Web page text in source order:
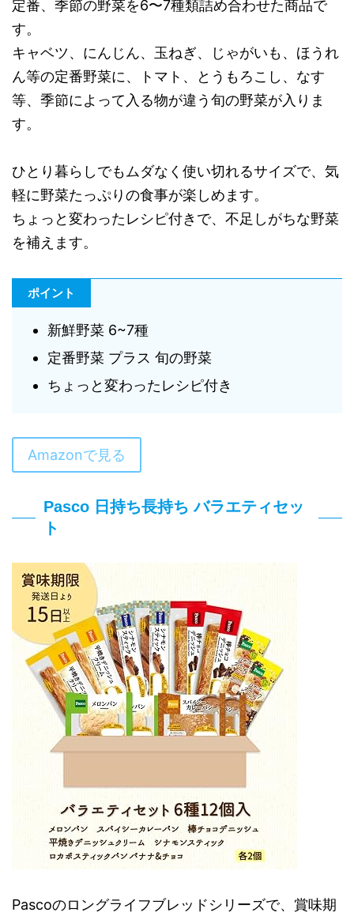
定番、季節の野菜を6〜7種類詰め合わせた商品で
す。
キャベツ、にんじん、玉ねぎ、じゃがいも、ほうれ
ん等の定番野菜に、トマト、とうもろこし、なす
等、季節によって入る物が違う旬の野菜が入りま
す。
ひとり暮らしでもムダなく使い切れるサイズで、気
軽に野菜たっぷりの食事が楽しめます。
ちょっと変わったレシピ付きで、不足しがちな野菜
を補えます。
ポイント
新鮮野菜 6~7種
定番野菜 プラス 旬の野菜
ちょっと変わったレシピ付き
Amazonで見る
Pasco 日持ち長持ち バラエティセッ
ト
Pascoのロングライフブレッドシリーズで、賞味期